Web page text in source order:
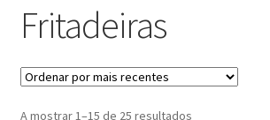
Loja de Acessórios
Serviços
Fritadeiras
A mostrar 1–15 de 25 resultadosOrdenado